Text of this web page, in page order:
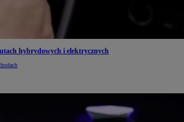
hybrydowych i elektrycznych